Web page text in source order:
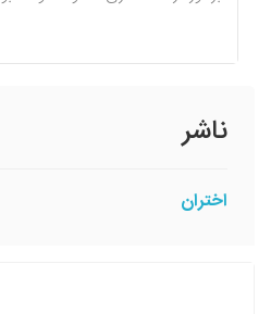
ناشر
اختران